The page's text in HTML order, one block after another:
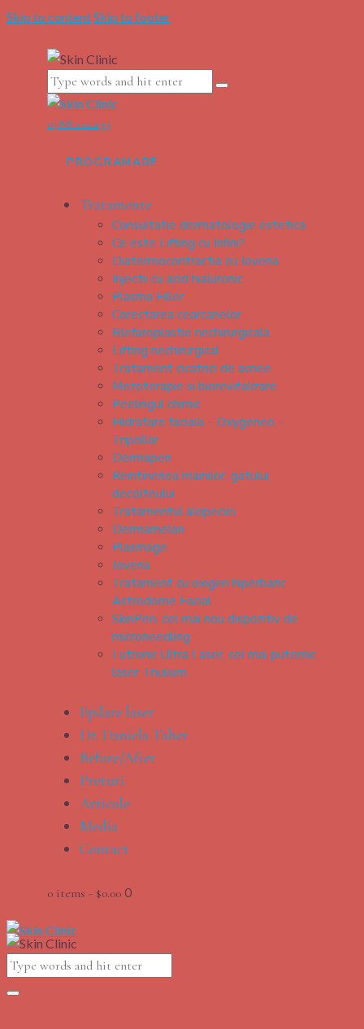
Skip to contentSkip to footer
0788.112.299
PROGRAMARE
Tratamente
Consultatie dermatologie estetica
Ce este Lifting cu Infini?
Diatermocontractia cu Jovena
Injectii cu acid hialuronic
Plasma Filler
Corectarea cearcanelor
Blefaroplastie nechirurgicala
Lifting nechirurgical
Tratament cicatrici de acnee
Mezoterapie si biorevitalizare
Peelingul chimic
Hidratare faciala – Oxygeneo –
Tripollar
Dermapen
Reintineriea mainilor, gatului,
decolteului
Tratamentul alopeciei
Dermamelan
Plasmage
Jovena
Tratament cu oxigen hiperbaric
Astrodome Facial
SkinPen, cel mai nou dispozitiv de
microneedling
Lutronic Ultra Laser, cel mai puternic
laser Thulium
Epilare laser
Dr. Daniela Taher
Before/After
Preturi
Articole
Media
Contact
0 items - $0.00 0